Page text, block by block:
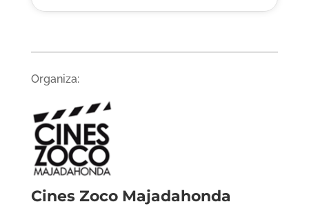
Organiza:
Cines Zoco Majadahonda